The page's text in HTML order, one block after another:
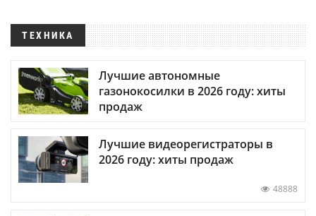
ТЕХНИКА
Лучшие автономные
газонокосилки в 2026 году: хиты
продаж
Лучшие видеорегистраторы в
2026 году: хиты продаж
48888